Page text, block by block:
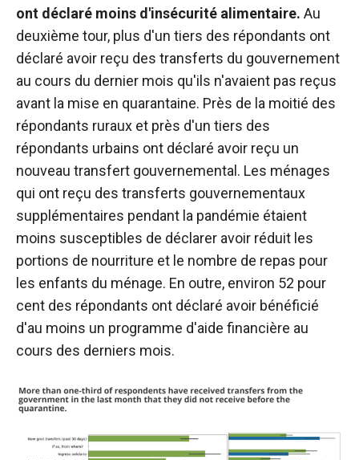
ont déclaré moins d'insécurité alimentaire. Au
deuxième tour, plus d'un tiers des répondants ont
déclaré avoir reçu des transferts du gouvernement
au cours du dernier mois qu'ils n'avaient pas reçus
avant la mise en quarantaine. Près de la moitié des
répondants ruraux et près d'un tiers des
répondants urbains ont déclaré avoir reçu un
nouveau transfert gouvernemental. Les ménages
qui ont reçu des transferts gouvernementaux
supplémentaires pendant la pandémie étaient
moins susceptibles de déclarer avoir réduit les
portions de nourriture et le nombre de repas pour
les enfants du ménage. En outre, environ 52 pour
cent des répondants ont déclaré avoir bénéficié
d'au moins un programme d'aide financière au
cours des derniers mois.